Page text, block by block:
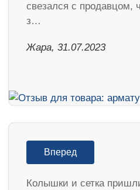
свезался с продавцом,
з…
Жара, 31.07.2023
Вперед
Колышки и сетка